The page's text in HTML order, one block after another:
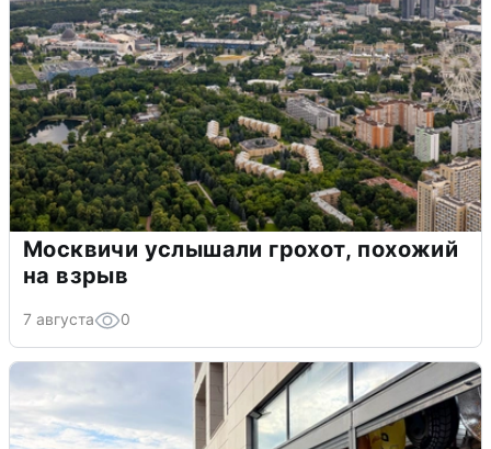
Москвичи услышали грохот, похожий
на взрыв
7 августа 0